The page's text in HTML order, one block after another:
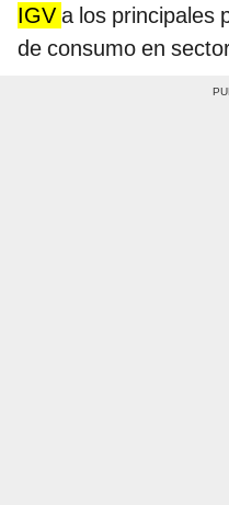
IGV a los principales
de consumo en